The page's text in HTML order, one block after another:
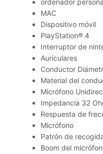
ordenador
MAC
Dispositivo móvil
PlayStation® 4
Interruptor de
Auriculares
Conductor
Material del
Micrófono
Impedancia 32
Respuesta de
Micrófono
Patrón de
Boom del